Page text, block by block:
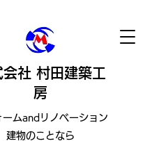
会社 村田建築工
房
ームandリノベーション
建物のことなら